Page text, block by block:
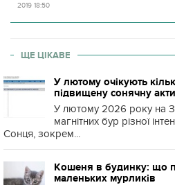
2019 18:50
ЩЕ ЦІКАВЕ
У лютому очікують
підвищену сонячну
У лютому 2026 року на
магнітних бур різної
Сонця, зокрем...
Кошеня в будинку: що
маленьких мурликів